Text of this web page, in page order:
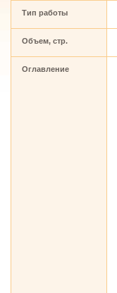
Тип работы
Объем, стр.
Оглавление